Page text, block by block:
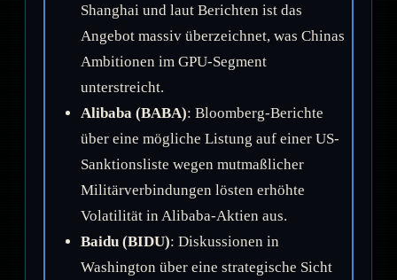
Shanghai und laut Berichten ist das
Angebot massiv überzeichnet, was Chinas
Ambitionen im GPU-Segment
unterstreicht.
Alibaba (BABA): Bloomberg-Berichte
über eine mögliche Listung auf einer US-
Sanktionsliste wegen mutmaßlicher
Militärverbindungen lösten erhöhte
Volatilität in Alibaba-Aktien aus.
Baidu (BIDU): Diskussionen in
Washington über eine strategische Sicht